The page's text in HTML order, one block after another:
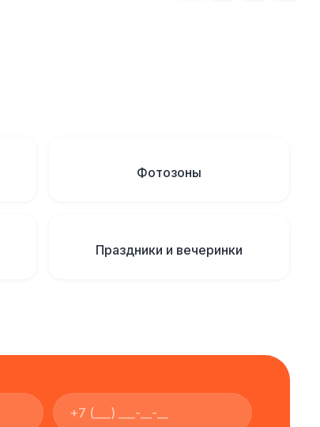
Фотозоны
Праздники и вечеринки